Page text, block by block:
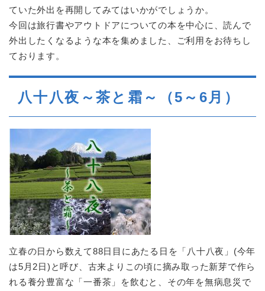
ていた外出を再開してみてはいかがでしょうか。
今回は旅行書やアウトドアについての本を中心に、読んで
外出したくなるような本を集めました、ご利用をお待ちし
ております。
八十八夜～茶と霜～（5～6月）
立春の日から数えて88日目にあたる日を「八十八夜」(今年
は5月2日)と呼び、古来よりこの頃に摘み取った新芽で作ら
れる養分豊富な「一番茶」を飲むと、その年を無病息災で